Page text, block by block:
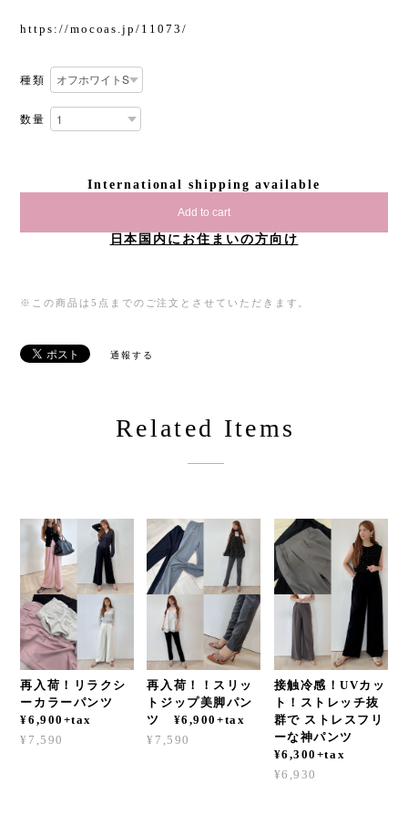
https://mocoas.jp/11073/
種類
数量
International shipping available
Add to cart
日本国内にお住まいの方向け
※この商品は5点までのご注文とさせていただきます。
通報する
Related Items
再入荷！リラクシ
ーカラーパンツ
¥6,900+tax
¥7,590
再入荷！！スリッ
トジップ美脚パン
ツ ¥6,900+tax
¥7,590
接触冷感！UVカッ
ト！ストレッチ抜
群で ストレスフリ
ーな神パンツ
¥6,300+tax
¥6,930